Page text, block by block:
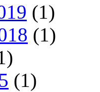
(1)
(1)
(1)